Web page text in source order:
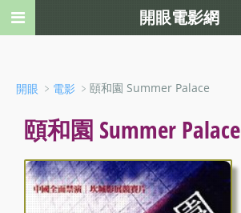
開眼 ﹥ 電影 ﹥頤和園 Summer Palace
頤和園 Summer Palace
開眼電影網